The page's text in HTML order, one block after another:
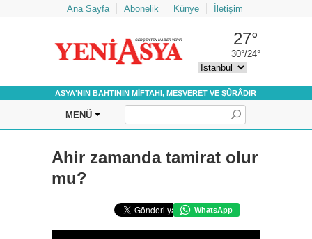
Ana Sayfa Abonelik Künye İletişim
GERÇEKTEN HABER VERİR 27°
30°/24°
ASYA'NIN BAHTININ MİFTAHI, MEŞVERET VE ŞÛRÂDIR
Ahir zamanda tamirat olur
mu?
WhatsApp